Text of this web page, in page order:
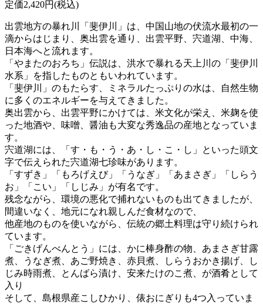
定価2,420円(税込)
出雲地方の暴れ川「斐伊川」は、中国山地の伏流水最初の一
滴からはじまり、奥出雲を通り、出雲平野、宍道湖、中海、
日本海へと流れます。
「やまたのおろち」伝説は、洪水で暴れる天上川の「斐伊川
水系」を指したものともいわれています。
「斐伊川」のもたらす、ミネラルたっぷりの水は、自然生物
に多くのエネルギーを与えてきました。
奥出雲から、出雲平野にかけては、米文化が栄え、米麹を使
った地酒や、味噌、醤油も大変な秀逸品の産地となっていま
す。
宍道湖には、「す・も・う・あ・し・こ・し」といった頭文
字で伝えられた宍道湖七珍味があります。
「すずき」「もろげえび」「うなぎ」「あまさぎ」「しらう
お」「こい」「しじみ」が有名です。
残念ながら、環境の悪化で捕れないものも出てきましたが、
間違いなく、地元になれ親しんだ食材なので、
他産地のものを使いながら、伝統の郷土料理は守り続けられ
ています。
「ごきげんべんとう」には、かに棒身酢の物、あまさぎ甘露
煮、うなぎ煮、あご野焼き、赤貝煮、しらうおかき揚げ、し
じみ時雨煮、とんばら漬け、安来たけのこ煮、が酒肴として
入り
そして、島根県産こしひかり、俵おにぎりも4つ入っていま